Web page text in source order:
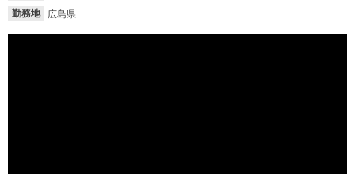
勤務地
広島県